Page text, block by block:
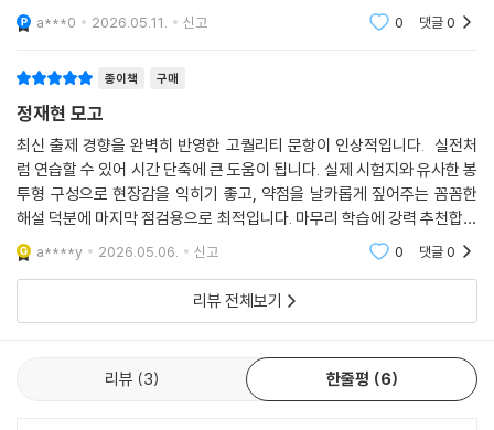
a***0 2026.05.11. 신고 0 댓글0
종이책 구매
정재현 모고
최신 출제 경향을 완벽히 반영한 고퀄리티 문항이 인상적입니다. 실전처
럼 연습할 수 있어 시간 단축에 큰 도움이 됩니다. 실제 시험지와 유사한 봉
투형 구성으로 현장감을 익히기 좋고, 약점을 날카롭게 짚어주는 꼼꼼한
해설 덕분에 마지막 점검용으로 최적입니다. 마무리 학습에 강력 추천합니
다! a****y 2026.05.06. 신고 0 댓글0
리뷰 전체보기
리뷰 3 한줄평 6